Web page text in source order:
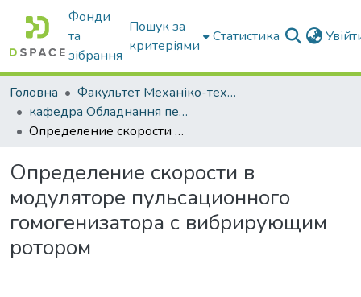
Фонди
та
зібрання
Пошук за
критеріями
Статистика
Головна
Факультет Механіко-технологічний
кафедра Обладнання переробних і харчових виробництв ім. професора Ф.Ю. Ялпачика
Определение скорости в модуляторе пульсационного гомогенизатора с вибрирующим ротором
Определение скорости в
модуляторе пульсационного
гомогенизатора с вибрирующим
ротором